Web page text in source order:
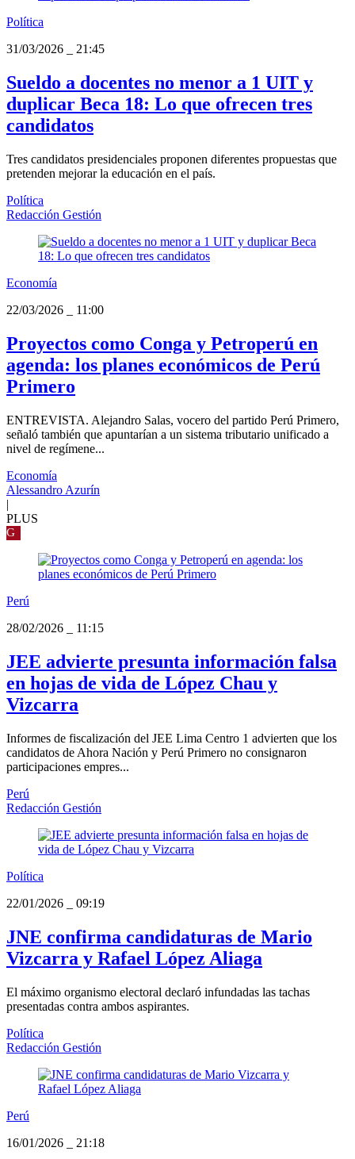
Política
31/03/2026
21:45
Sueldo a docentes no menor a 1 UIT y
duplicar Beca 18: Lo que ofrecen tres
candidatos
Tres candidatos presidenciales proponen diferentes propuestas que
pretenden mejorar la educación en el país.
Política
Redacción Gestión
Economía
22/03/2026
11:00
Proyectos como Conga y Petroperú en
agenda: los planes económicos de Perú
Primero
ENTREVISTA. Alejandro Salas, vocero del partido Perú Primero,
señaló también que apuntarían a un sistema tributario unificado a
nivel de regímene...
Economía
Alessandro Azurín
|
PLUS
G
Perú
28/02/2026
11:15
JEE advierte presunta información falsa
en hojas de vida de López Chau y
Vizcarra
Informes de fiscalización del JEE Lima Centro 1 advierten que los
candidatos de Ahora Nación y Perú Primero no consignaron
participaciones empres...
Perú
Redacción Gestión
Política
22/01/2026
09:19
JNE confirma candidaturas de Mario
Vizcarra y Rafael López Aliaga
El máximo organismo electoral declaró infundadas las tachas
presentadas contra ambos aspirantes.
Política
Redacción Gestión
Perú
16/01/2026
21:18